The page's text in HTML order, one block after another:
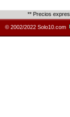
** Precios
© 2002/2022 Solo10.com